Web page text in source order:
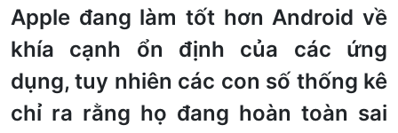
Apple đang làm tốt hơn Android về
khía cạnh ổn định của các ứng
dụng, tuy nhiên các con số thống kê
chỉ ra rằng họ đang hoàn toàn sai